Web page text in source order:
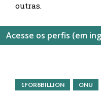
outras.
Acesse os perfis (em
1FOR8BILLION ONU